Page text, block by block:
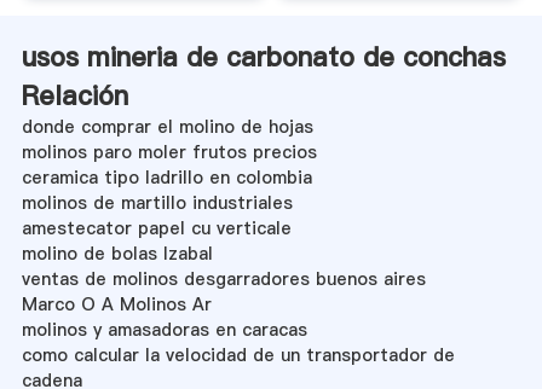
usos mineria de carbonato de conchas
Relación
donde comprar el molino de hojas
molinos paro moler frutos precios
ceramica tipo ladrillo en colombia
molinos de martillo industriales
amestecator papel cu verticale
molino de bolas Izabal
ventas de molinos desgarradores buenos aires
Marco O A Molinos Ar
molinos y amasadoras en caracas
como calcular la velocidad de un transportador de
cadena